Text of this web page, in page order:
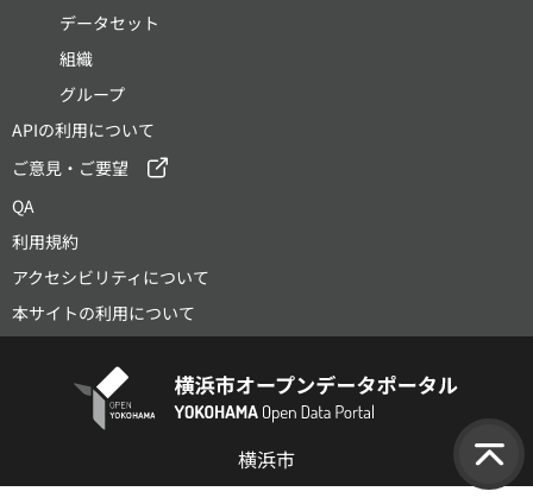
データセット
組織
グループ
APIの利用について
ご意見・ご要望
QA
利用規約
アクセシビリティについて
本サイトの利用について
横浜市